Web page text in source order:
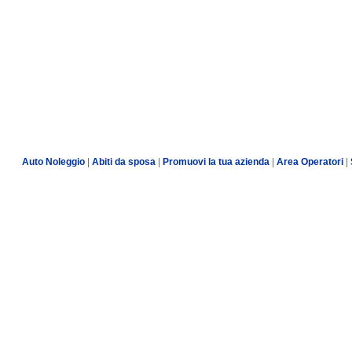
Auto Noleggio Abiti da sposa Promuovi la tua azienda Area Operatori